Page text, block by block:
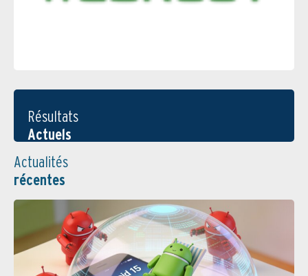
Résultats
Actuels
Actualités
récentes